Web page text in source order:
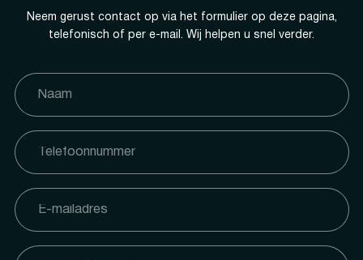
Neem gerust contact op via het formulier op deze pagina,
telefonisch of per e-mail. Wij helpen u snel verder.